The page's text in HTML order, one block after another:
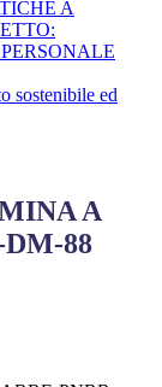
A
sostenibile ed
A
88